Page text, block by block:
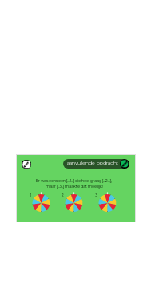
Er was eens een [...1...] die heel graag [...2...],
maar [..3..] maakte dat moeilijk!
1
2 3
aanvullende opdracht